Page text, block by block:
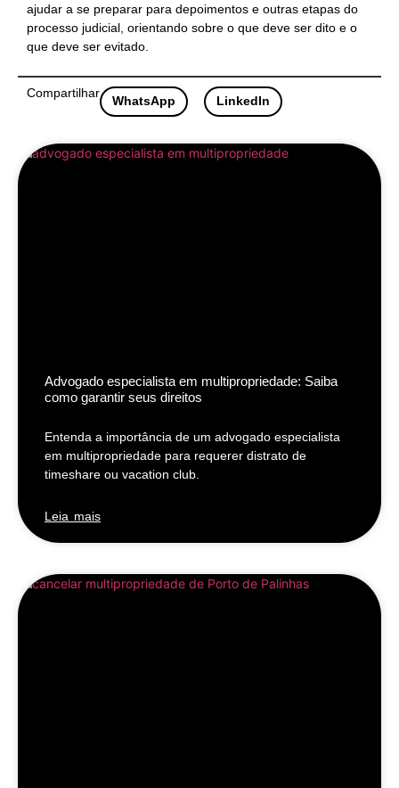
ajudar a se preparar para depoimentos e outras etapas do
processo judicial, orientando sobre o que deve ser dito e o
que deve ser evitado.
Compartilhar
WhatsApp LinkedIn
Advogado especialista em multipropriedade: Saiba
como garantir seus direitos
Entenda a importância de um advogado especialista
em multipropriedade para requerer distrato de
timeshare ou vacation club.
Leia mais